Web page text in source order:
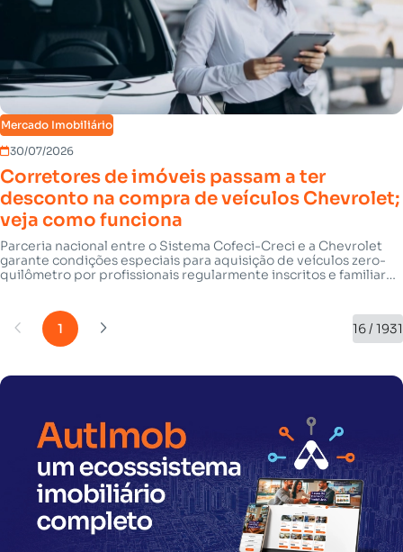
Mercado Imobiliário
30/07/2026
Corretores de imóveis passam a ter
desconto na compra de veículos Chevrolet;
veja como funciona
Parceria nacional entre o Sistema Cofeci-Creci e a Chevrolet
garante condições especiais para aquisição de veículos zero-
quilômetro por profissionais regularmente inscritos e familiares
1 16 / 1931